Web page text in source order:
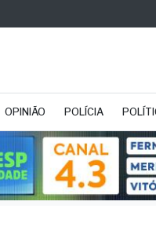
OPINIÃO POLÍCIA